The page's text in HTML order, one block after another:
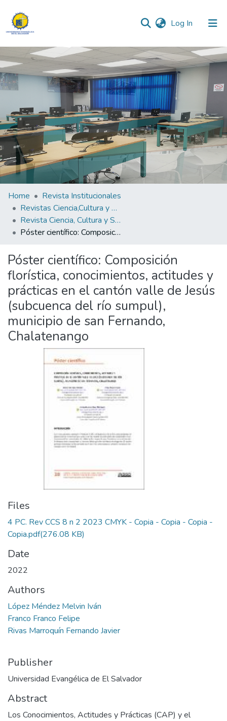
Log In (current)
Communities & Collections
All of DSpace
Home
Revista Institucionales
Revistas Ciencia,Cultura y Sociedad
Revista Ciencia, Cultura y Sociedad Vol.8 N°2
Póster científico: Composición florística, conocimientos, actitudes y prácticas en el cantón valle de Jesús (subcuenca del río sumpul), municipio de san Fernando, Chalatenango
Póster científico: Composición
florística, conocimientos, actitudes y
prácticas en el cantón valle de Jesús
(subcuenca del río sumpul),
municipio de san Fernando,
Chalatenango
Files
4 PC. Rev CCS 8 n 2 2023 CMYK - Copia - Copia - Copia -
Copia.pdf(276.08 KB)
Date
2022
Authors
López Méndez Melvin Iván
Franco Franco Felipe
Rivas Marroquín Fernando Javier
Publisher
Universidad Evangélica de El Salvador
Abstract
Los Conocimientos, Actitudes y Prácticas (CAP) y el